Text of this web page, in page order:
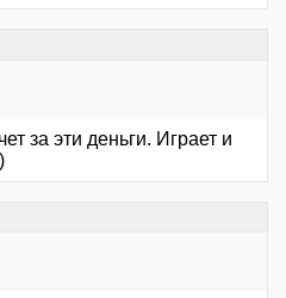
за эти деньги. Играет и